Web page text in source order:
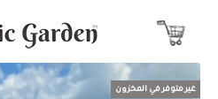
غير متوفر في المخزون